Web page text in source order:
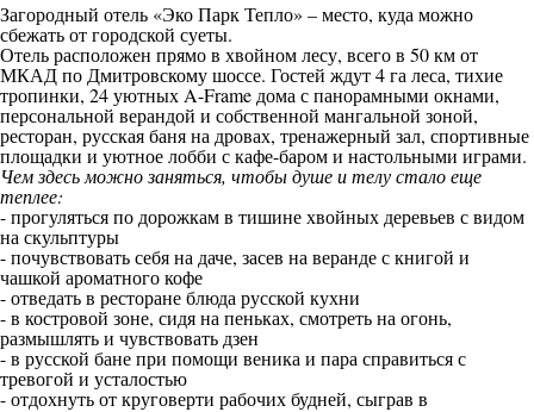
Загородный отель «Эко Парк Тепло» – место, куда можно
сбежать от городской суеты.
Отель расположен прямо в хвойном лесу, всего в 50 км от
МКАД по Дмитровскому шоссе. Гостей ждут 4 га леса, тихие
тропинки, 24 уютных A-Frame дома с панорамными окнами,
персональной верандой и собственной мангальной зоной,
ресторан, русская баня на дровах, тренажерный зал, спортивные
площадки и уютное лобби с кафе-баром и настольными играми.
Чем здесь можно заняться, чтобы душе и телу стало еще
теплее:
- прогуляться по дорожкам в тишине хвойных деревьев с видом
на скульптуры
- почувствовать себя на даче, засев на веранде с книгой и
чашкой ароматного кофе
- отведать в ресторане блюда русской кухни
- в костровой зоне, сидя на пеньках, смотреть на огонь,
размышлять и чувствовать дзен
- в русской бане при помощи веника и пара справиться с
тревогой и усталостью
- отдохнуть от круговерти рабочих будней, сыграв в